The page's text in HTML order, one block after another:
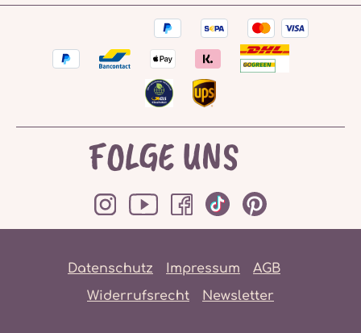
FOLGE UNS
Datenschutz Impressum
AGB
Widerrufsrecht
Newsletter